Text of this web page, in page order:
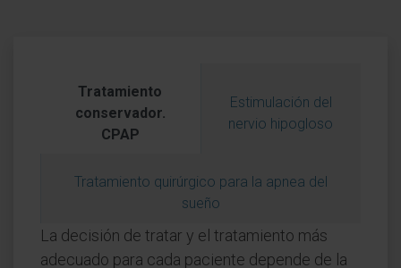
Tratamiento
conservador.
CPAP
Estimulación del
nervio hipogloso
Tratamiento quirúrgico para la apnea del
sueño
La decisión de tratar y el tratamiento más
adecuado para cada paciente depende de la